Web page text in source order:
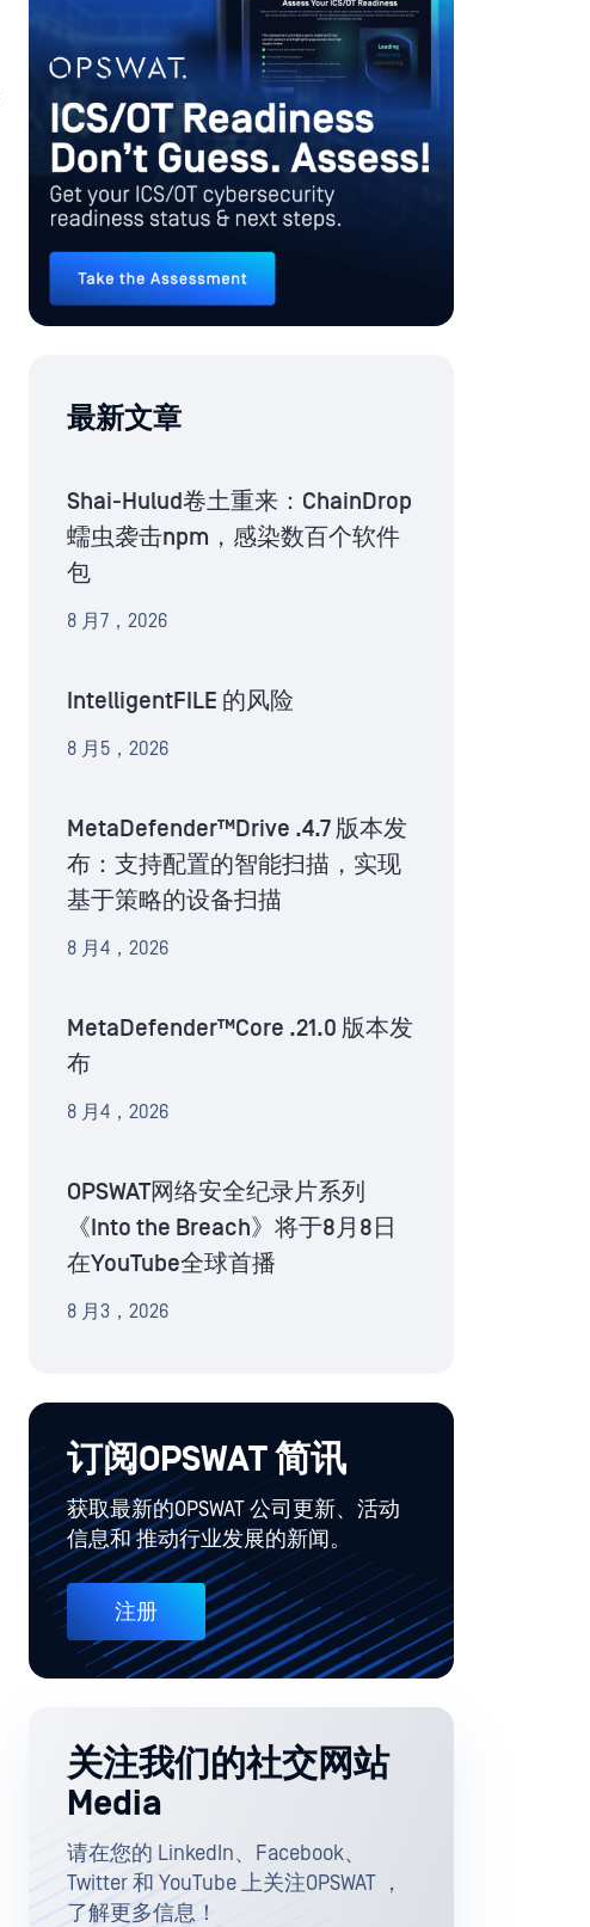
最新文章
Shai-Hulud卷土重来：ChainDrop
蠕虫袭击npm，感染数百个软件
包
8 月7，2026
IntelligentFILE 的风险
8 月5，2026
MetaDefender™Drive .4.7 版本发
布：支持配置的智能扫描，实现
基于策略的设备扫描
8 月4，2026
MetaDefender™Core .21.0 版本发
布
8 月4，2026
OPSWAT网络安全纪录片系列
《Into the Breach》将于8月8日
在YouTube全球首播
8 月3，2026
订阅OPSWAT 简讯
获取最新的OPSWAT 公司更新、活动
信息和 推动行业发展的新闻。
注册
关注我们的社交网站
Media
请在您的 LinkedIn、Facebook、
Twitter 和 YouTube 上关注OPSWAT ，
了解更多信息！